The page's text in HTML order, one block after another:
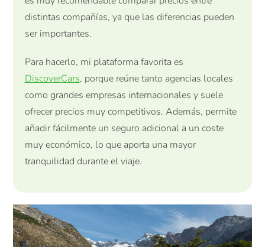
distintas compañías, ya que las diferencias pueden
ser importantes.
Para hacerlo, mi plataforma favorita es
DiscoverCars, porque reúne tanto agencias locales
como grandes empresas internacionales y suele
ofrecer precios muy competitivos. Además, permite
añadir fácilmente un seguro adicional a un coste
muy económico, lo que aporta una mayor
tranquilidad durante el viaje.